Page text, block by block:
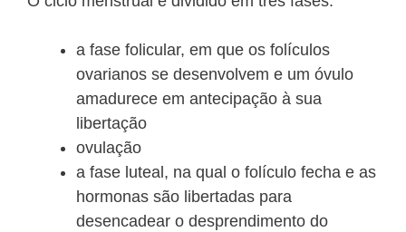
a fase folicular, em que os folículos
ovarianos se desenvolvem e um óvulo
amadurece em antecipação à sua
libertação
ovulação
a fase luteal, na qual o folículo fecha e as
hormonas são libertadas para
desencadear o desprendimento do